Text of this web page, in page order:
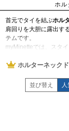
ホル
首元でタイを結ぶホル
肩回りを大胆に露出す
テムです。
myMinetteでは、スタ
色気溢れるバストカッ
ドレスを豊富にライン
着るだけで洗練された
ホルターネックの最大
立ち姿だけで「凛と
ホルターネック
並び替え